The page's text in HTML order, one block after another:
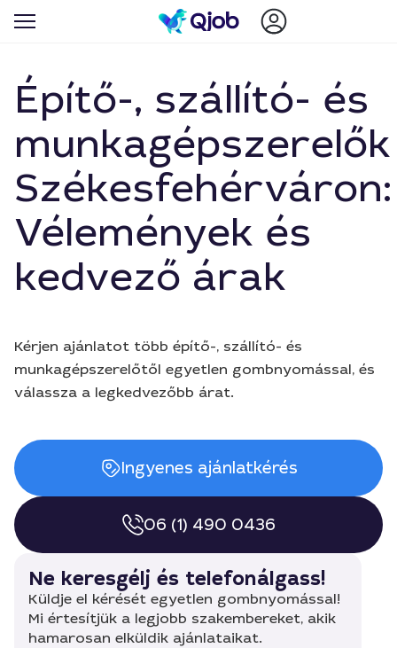
Építő-, szállító- és
munkagépszerelők
Székesfehérváron:
Vélemények és
kedvező árak
Kérjen ajánlatot több építő-, szállító- és
munkagépszerelőtől egyetlen gombnyomással, és
válassza a legkedvezőbb árat.
Ingyenes ajánlatkérés
06 (1) 490 0436
Ne keresgélj és telefonálgass!
Küldje el kérését egyetlen gombnyomással!
Mi értesítjük a legjobb szakembereket, akik
hamarosan elküldik ajánlataikat.